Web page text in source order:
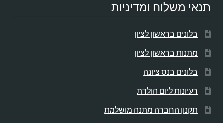
תנאי משלוח ומדיניות
בלונים בראשון לציון
מתנות בראשון לציון
בלונים בנס ציונה
רעיונות ליום הולדת
תקנון החברה מתנה מושלמת